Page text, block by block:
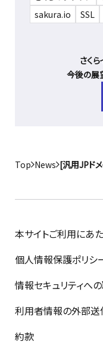
sakura.io
SSL
さく
今後の展
Top News [汎用JPド
本サイトご利用にあ
個人情報保護ポリシ
情報セキュリティへ
利用者情報の外部送
約款